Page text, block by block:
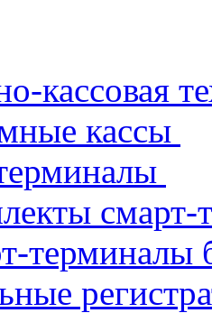
кассовая
кассы